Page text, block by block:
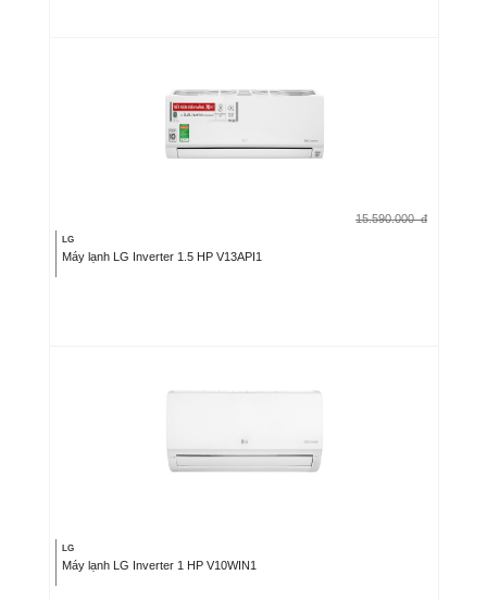
15.590.000 đ
LG
Máy lạnh LG Inverter 1.5 HP V13API1
LG
Máy lạnh LG Inverter 1 HP V10WIN1